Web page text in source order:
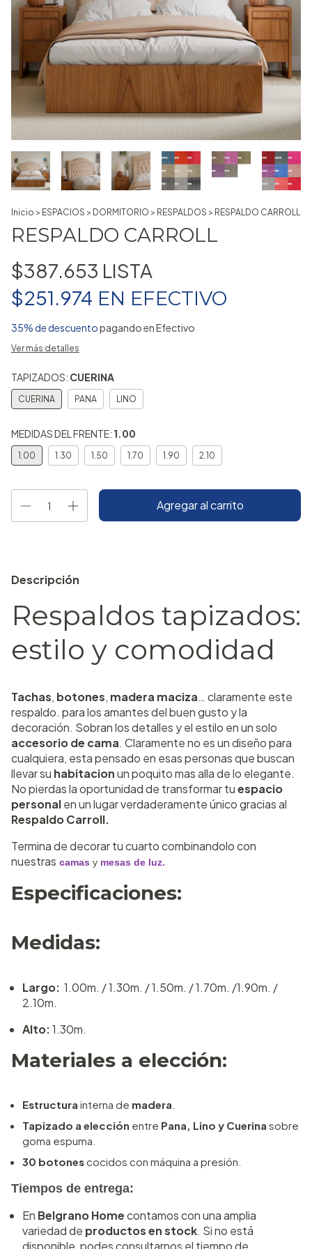
Inicio > ESPACIOS > DORMITORIO > RESPALDOS > RESPALDO CARROLL
RESPALDO CARROLL
$387.653
$251.974 EN EFECTIVO
35% de descuentopagando en Efectivo
Ver más detalles
TAPIZADOS: CUERINA
CUERINA PANA LINO
MEDIDAS DEL FRENTE: 1.00
1.00 1.30 1.50 1.70 1.90 2.10
Descripción
Respaldos tapizados:
estilo y comodidad
Tachas, botones, madera maciza… claramente este
respaldo. para los amantes del buen gusto y la
decoración. Sobran los detalles y el estilo en un solo
accesorio de cama. Claramente no es un diseño para
cualquiera, esta pensado en esas personas que buscan
llevar su habitacionun poquito mas alla de lo elegante.
No pierdas la oportunidad de transformar tuespacio
personalen un lugar verdaderamente único gracias al
Respaldo Carroll.
Termina de decorar tu cuarto combinandolo con
nuestras camas y mesas de luz.
Especificaciones:
Medidas:
Largo: 1.00m. / 1.30m. / 1.50m. / 1.70m. /1.90m. /
2.10m.
Alto:1.30m.
Materiales a elección:
Estructura interna de madera
Tapizado a elección entre Pana, Lino y Cuerina sobre
goma espuma.
30 botonescocidos con máquina a presión.
Tiempos de entrega:
En Belgrano Homecontamos con una amplia
variedad de productos en stock. Si no está